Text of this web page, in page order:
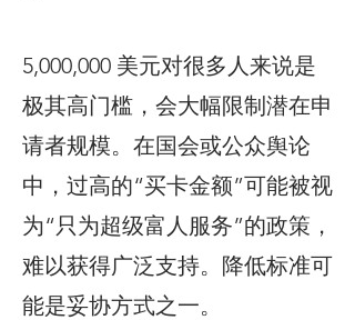
5,000,000 美元对很多人来说是
极其高门槛，会大幅限制潜在申
请者规模。在国会或公众舆论
中，过高的“买卡金额”可能被视
为“只为超级富人服务”的政策，
难以获得广泛支持。降低标准可
能是妥协方式之一。